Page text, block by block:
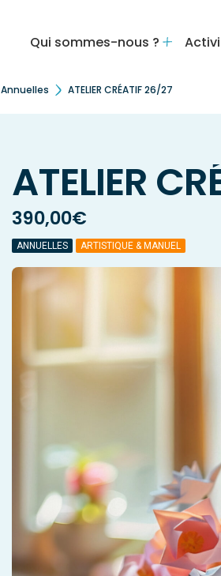
Qui sommes-nous ?
Annuelles ATELIER CRÉATIF 26/27
ATELIER
390,00€
ANNUELLES ARTISTIQUE & MANUEL